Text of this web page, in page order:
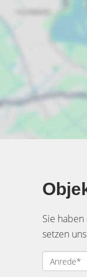
Sie
setzen